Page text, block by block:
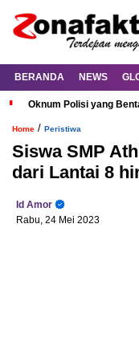
BERANDA NEWS
Oknum Polisi yang
Home / Peristiwa
Siswa SMP
dari Lantai 8
Id Amor
Rabu, 24 Mei 2023